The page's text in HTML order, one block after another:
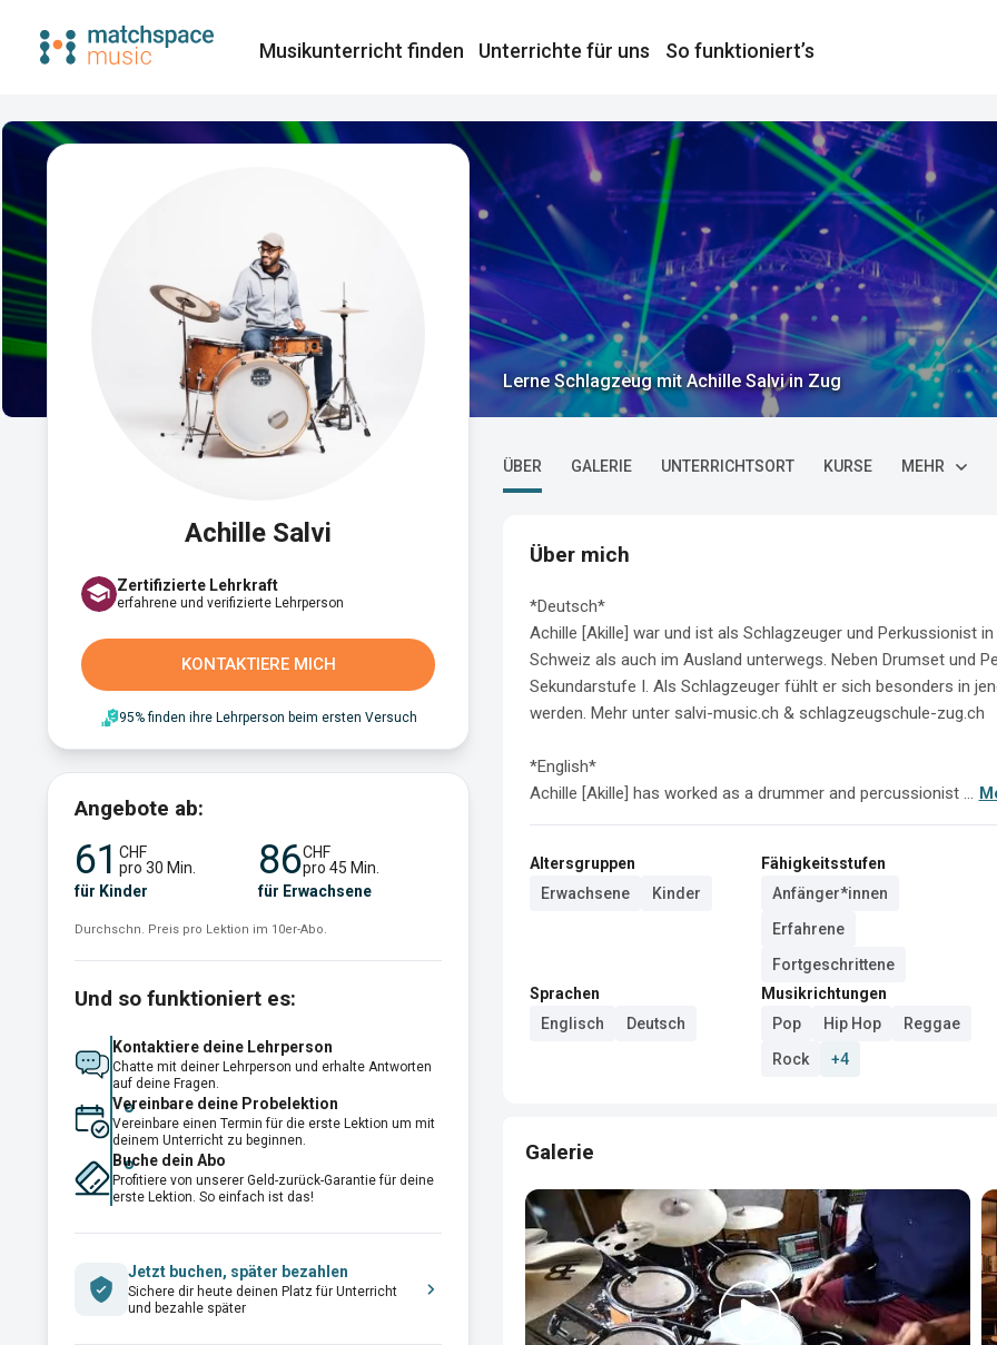
Musikunterricht finden​ Unterrichte für uns So funktioniert’s
Lerne Schlagzeug mit Achille Salvi in Zug
Achille Salvi
Zertifizierte Lehrkraft
erfahrene und verifizierte Lehrperson
KONTAKTIERE MICH
95% finden ihre Lehrperson beim ersten Versuch
Angebote ab:
61 CHF
pro 30 Min.
für Kinder
86CHF
pro 45 Min.
für Erwachsene
Durchschn. Preis pro Lektion im 10er-Abo.
Und so funktioniert es:
Kontaktiere deine Lehrperson
Chatte mit deiner Lehrperson und erhalte Antworten
auf deine Fragen.
Vereinbare deine Probelektion
Vereinbare einen Termin für die erste Lektion um mit
deinem Unterricht zu beginnen.
Buche dein Abo
Profitiere von unserer Geld-zurück-Garantie für deine
erste Lektion. So einfach ist das!
Jetzt buchen, später bezahlen
Sichere dir heute deinen Platz für Unterricht
und bezahle später
ÜBER GALERIE UNTERRICHTSORT KURSE MEHR
Über mich
*Deutsch*
Achille [Akille] war und ist als Schlagzeuger und Perkussionist
Schweiz als auch im Ausland unterwegs. Neben Drumset und
Sekundarstufe I. Als Schlagzeuger fühlt er sich besonders in
werden. Mehr unter salvi-music.ch & schlagzeugschule-zug.ch
*English*
Achille [Akille] has worked as a drummer and percussionist ...
Altersgruppen
Erwachsene
Kinder
Fähigkeitsstufen
Anfänger*innen
Erfahrene
Fortgeschrittene
Sprachen
Englisch
Deutsch
Musikrichtungen
Pop
Hip Hop
Reggae
Rock
+4
Galerie